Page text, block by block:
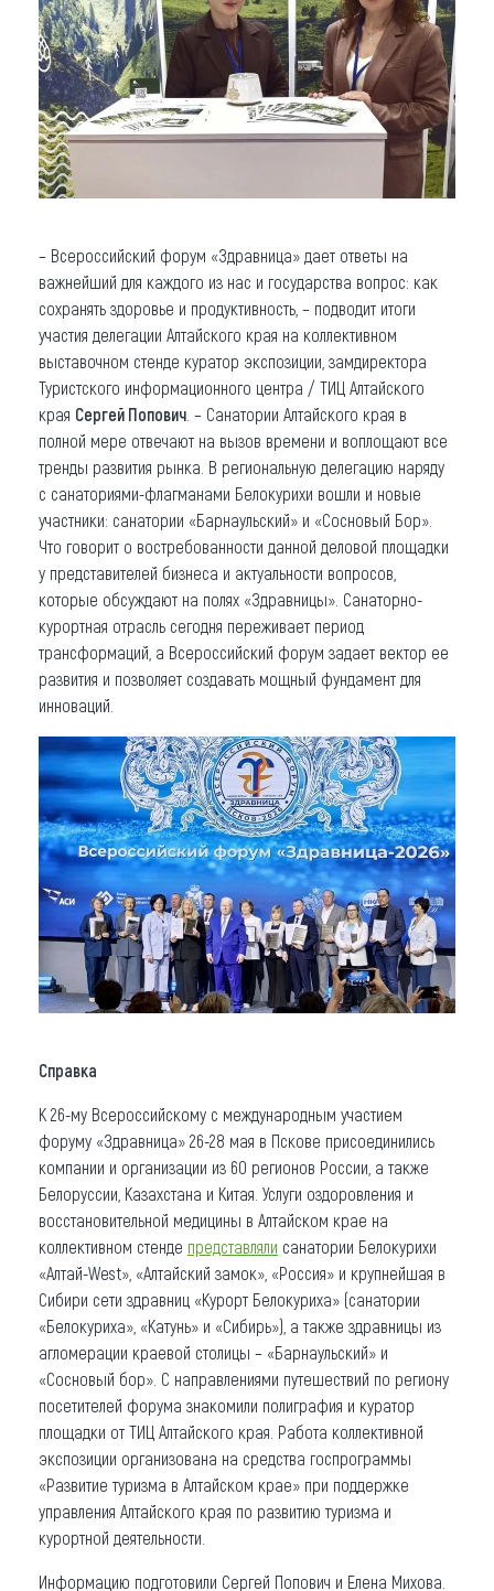
– Всероссийский форум «Здравница» дает ответы на
важнейший для каждого из нас и государства вопрос: как
сохранять здоровье и продуктивность, – подводит итоги
участия делегации Алтайского края на коллективном
выставочном стенде куратор экспозиции, замдиректора
Туристского информационного центра / ТИЦ Алтайского
края Сергей Попович . – Санатории Алтайского края в
полной мере отвечают на вызов времени и воплощают все
тренды развития рынка. В региональную делегацию наряду
с санаториями-флагманами Белокурихи вошли и новые
участники: санатории «Барнаульский» и «Сосновый Бор».
Что говорит о востребованности данной деловой площадки
у представителей бизнеса и актуальности вопросов,
которые обсуждают на полях «Здравницы». Санаторно-
курортная отрасль сегодня переживает период
трансформаций, а Всероссийский форум задает вектор ее
развития и позволяет создавать мощный фундамент для
инноваций.
Справка
К 26-му Всероссийскому с международным участием
форуму «Здравница» 26-28 мая в Пскове присоединились
компании и организации из 60 регионов России, а также
Белоруссии, Казахстана и Китая. Услуги оздоровления и
восстановительной медицины в Алтайском крае на
коллективном стенде представляли санатории Белокурихи
«Алтай-West», «Алтайский замок», «Россия» и крупнейшая в
Сибири сети здравниц «Курорт Белокуриха» (санатории
«Белокуриха», «Катунь» и «Сибирь»), а также здравницы из
агломерации краевой столицы – «Барнаульский» и
«Сосновый бор». С направлениями путешествий по региону
посетителей форума знакомили полиграфия и куратор
площадки от ТИЦ Алтайского края. Работа коллективной
экспозиции организована на средства госпрограммы
«Развитие туризма в Алтайском крае» при поддержке
управления Алтайского края по развитию туризма и
курортной деятельности.
Информацию подготовили Сергей Попович и Елена Михова.